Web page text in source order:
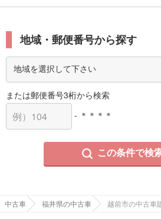
地域・郵便番号から探す
または郵便番号3桁から検索
- ＊＊＊＊
この条件で検
中古車 福井県の中古車 越前市の中古車